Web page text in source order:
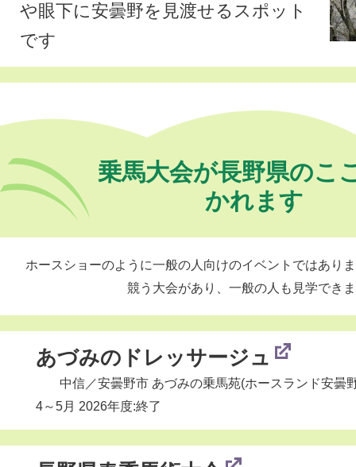
や眼下に安曇野を見渡せるスポット
です
乗馬大会が長野県のこ
かれます
ホースショーのように一般の人向けのイベントではあり
競う大会があり、一般の人も見学でき
あづみのドレッサージュ
中信 ／安曇野市 あづみの乗馬苑(ホースランド安曇
4～5月 2026年度:終了